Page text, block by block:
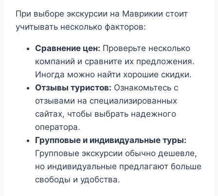
При выборе экскурсии на Маврикии стоит
учитывать несколько факторов:
Сравнение цен: Проверьте несколько
компаний и сравните их предложения.
Иногда можно найти хорошие скидки.
Отзывы туристов: Ознакомьтесь с
отзывами на специализированных
сайтах, чтобы выбрать надежного
оператора.
Групповые и индивидуальные туры:
Групповые экскурсии обычно дешевле,
но индивидуальные предлагают больше
свободы и удобства.